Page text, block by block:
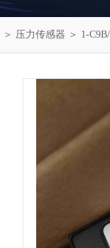
＞ 压力传感器 ＞ 1-